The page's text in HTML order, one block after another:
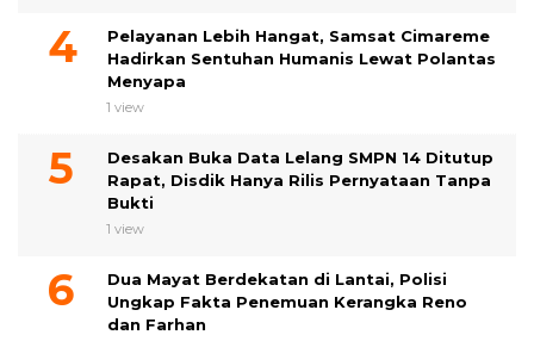
Pelayanan Lebih Hangat, Samsat Cimareme
Hadirkan Sentuhan Humanis Lewat Polantas
Menyapa
1 view
Desakan Buka Data Lelang SMPN 14 Ditutup
Rapat, Disdik Hanya Rilis Pernyataan Tanpa
Bukti
1 view
Dua Mayat Berdekatan di Lantai, Polisi
Ungkap Fakta Penemuan Kerangka Reno
dan Farhan